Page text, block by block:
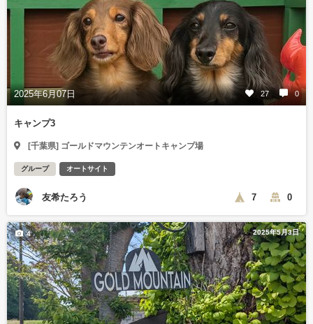
2025年6月07日 27 0
キャンプ3
[千葉県] ゴールドマウンテンオートキャンプ場
グループ オートサイト
友希たろう 7 0
2025年5月3日
4